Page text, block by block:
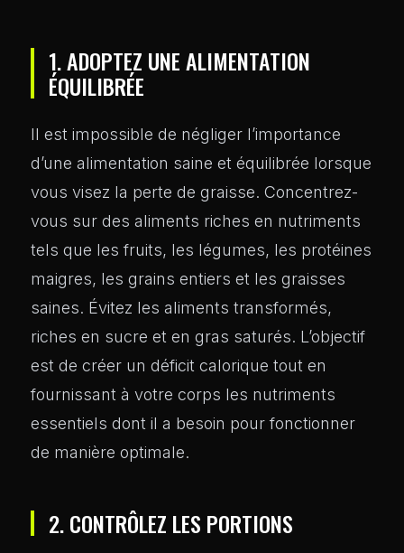
1. ADOPTEZ UNE ALIMENTATION
ÉQUILIBRÉE
Il est impossible de négliger l’importance
d’une alimentation saine et équilibrée lorsque
vous visez la perte de graisse. Concentrez-
vous sur des aliments riches en nutriments
tels que les fruits, les légumes, les protéines
maigres, les grains entiers et les graisses
saines. Évitez les aliments transformés,
riches en sucre et en gras saturés. L’objectif
est de créer un déficit calorique tout en
fournissant à votre corps les nutriments
essentiels dont il a besoin pour fonctionner
de manière optimale.
2. CONTRÔLEZ LES PORTIONS